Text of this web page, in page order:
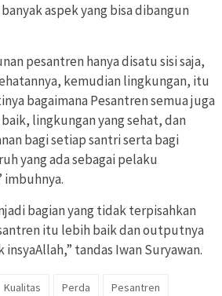
aspek yang bisa dibangun
pesantren hanya disatu sisi saja,
kemudian lingkungan, itu
bagaimana Pesantren semua juga
lingkungan yang sehat, dan
bagi setiap santri serta bagi
yang ada sebagai pelaku
imbuhnya.
bagian yang tidak terpisahkan
itu lebih baik dan outputnya
tandas Iwan Suryawan.
Kualitas Perda
Pesantren